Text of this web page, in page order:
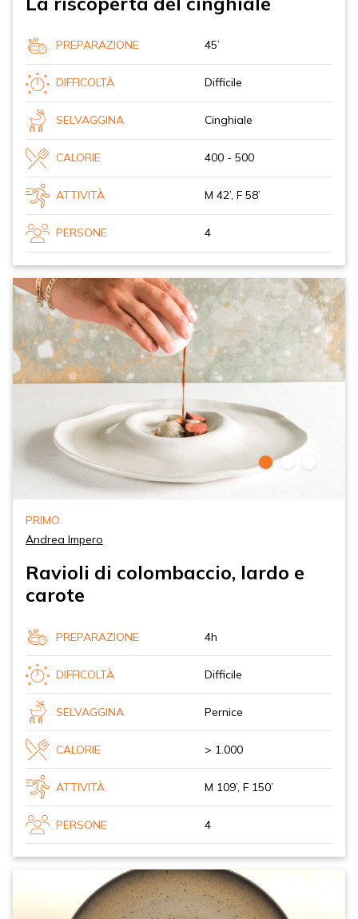
PREPARAZIONE 45’
DIFFICOLTÀ Difficile
SELVAGGINA Cinghiale
CALORIE 400 - 500
ATTIVITÀ M 42’, F 58’
PERSONE 4
PRIMO
Andrea Impero
Ravioli di colombaccio, lardo e
carote
PREPARAZIONE 4h
DIFFICOLTÀ Difficile
SELVAGGINA Pernice
CALORIE > 1.000
ATTIVITÀ M 109’, F 150’
PERSONE 4